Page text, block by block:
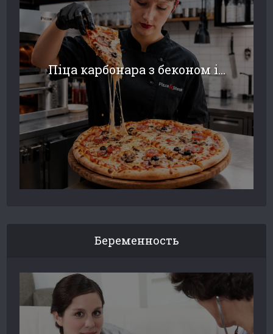
Піца карбонара з беконом і...
Беременность